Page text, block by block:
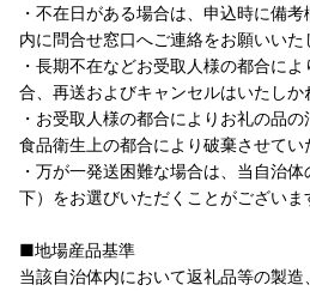
・不在日がある場合は、申込時に備
内に問合せ窓口へご連絡をお願いいた
・長期不在などお受取人様の都合に
合、再送およびキャンセルはいたしか
・お受取人様の都合によりお礼の品の
食品衛生上の都合により破棄させてい
・万が一発送困難な場合は、当自治
下）をお選びいただくことがございま
■地場産品基準
当該自治体内において返礼品等の製